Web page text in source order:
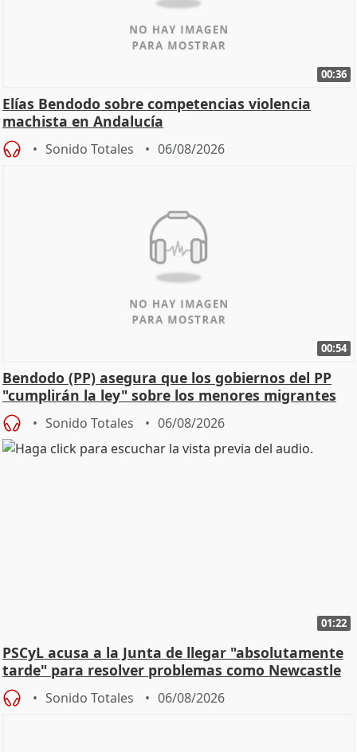
00:36
Elías Bendodo sobre competencias violencia
machista en Andalucía
Sonido Totales 06/08/2026
00:54
Bendodo (PP) asegura que los gobiernos del PP
"cumplirán la ley" sobre los menores migrantes
Sonido Totales 06/08/2026
01:22
PSCyL acusa a la Junta de llegar "absolutamente
tarde" para resolver problemas como Newcastle
Sonido Totales 06/08/2026